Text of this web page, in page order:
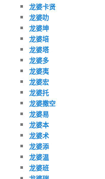
龙婆卡贤
龙婆叻
龙婆坤
龙婆培
龙婆塔
龙婆多
龙婆夷
龙婆宏
龙婆托
龙婆撒空
龙婆易
龙婆本
龙婆术
龙婆添
龙婆温
龙婆班